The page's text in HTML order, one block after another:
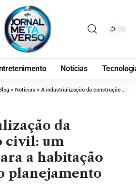
Notícias
> Notícias > A industrialização da construção civil: um caminho para a habitação popular e o planejamento urbano
da
civil: um
a habitação
planejamento